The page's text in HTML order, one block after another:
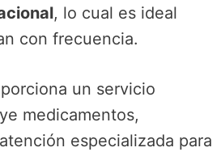
, lo cual es ideal
con frecuencia.
un servicio
medicamentos,
especializada para